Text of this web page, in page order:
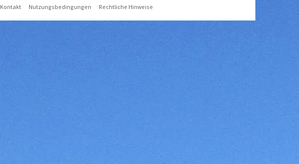
Kontakt Nutzungsbedingungen Rechtliche Hinweise